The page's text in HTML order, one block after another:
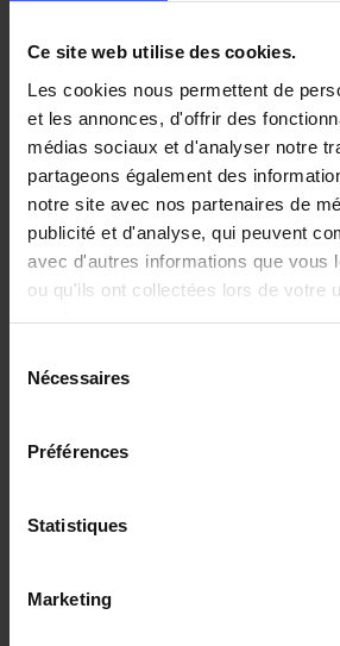
Ce site web utilise des cookies.
Les cookies nous permettent de
et les annonces, d'offrir des
médias sociaux et d'analyser notre
partageons également des
notre site avec nos partenaires de
publicité et d'analyse, qui peuvent
avec d'autres informations que vous
ou qu'ils ont collectées lors de votre
Pour en savoir plus, veuillez
Nécessaires
Préférences
Statistiques
Marketing
capteurs d’hygrométrie, des
Qualification: des thermocycleurs
Portée disponible sur www.cofrac.fr
: des